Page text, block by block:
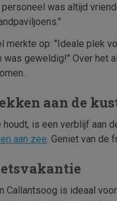
was altijd
merkte op: "Ideale plek
was geweldig!" Over het
aan de
houdt, is een verblijf aan
aan zee. Geniet van de
Callantsoog is ideaal